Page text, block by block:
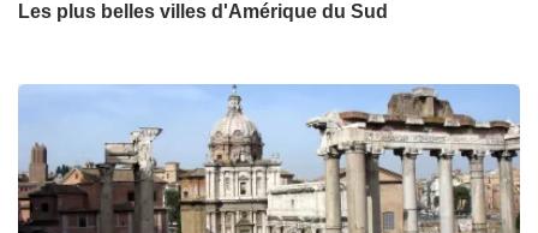
Les plus belles villes d'Amérique du Sud